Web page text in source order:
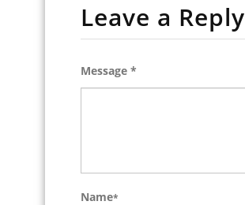
Leave a Reply
Message *
Name*